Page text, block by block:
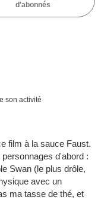
d'abonnés
son activité
film à la sauce Faust.
d'abord :
Swan (le plus drôle,
avec un
ma tasse de thé, et